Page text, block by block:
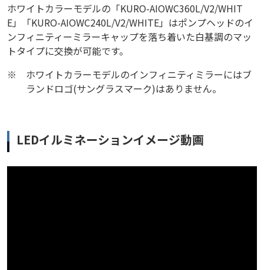
ホワイトカラーモデルの「KURO-AIOWC360L/V2/WHIT
E」「KURO-AIOWC240L/V2/WHITE」はポンプヘッドのイ
ンフィニティーミラーキャップを落ち着いた白基調のマッ
トタイプに交換が可能です。
※
ホワイトカラーモデルのインフィニティミラーにはブ
ランドロゴ(サングラスマーク)はありません。
LEDイルミネーションイメージ動画